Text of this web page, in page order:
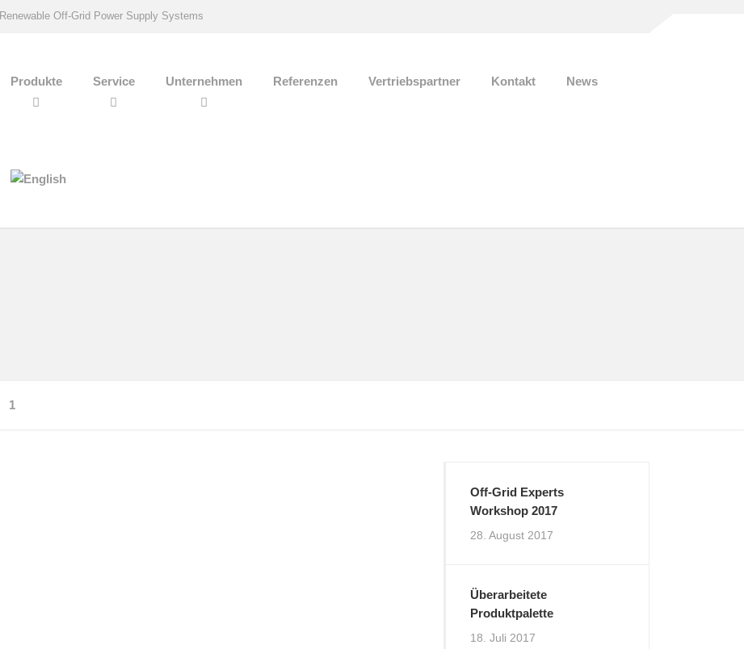
Renewable Off-Grid Power Supply Systems
Produkte Service Unternehmen Referenzen Vertriebspartner Kontakt News
1
Off-Grid Experts
Workshop 2017
28. August 2017
Überarbeitete
Produktpalette
18. Juli 2017